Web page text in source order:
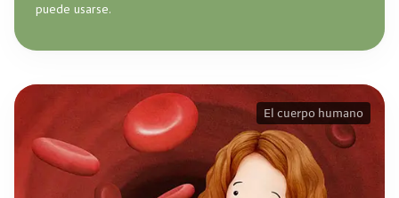
puede usarse.
El cuerpo humano